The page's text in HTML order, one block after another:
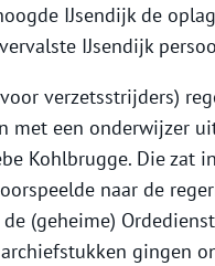
IJsendijk de
IJsendijk
voor verzetsstrijders)
een onderwijzer uit
Kohlbrugge. Die zat
naar de
(geheime)
gingen